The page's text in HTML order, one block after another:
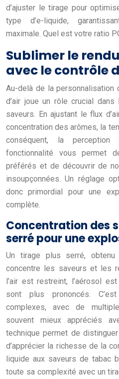
d’ajuster le tirage pour
type d’e-liquide,
maximale. Quel est votre ratio
Sublimer le
avec le contrôle
Au-delà de la
d’air joue un rôle crucial dans
saveurs. En ajustant le flux
concentration des arômes, la
conséquent, la
fonctionnalité vous permet
préférés et de découvrir de
insoupçonnées. Un réglage
donc primordial pour une
complète.
Concentration des
serré pour une
Un tirage plus serré,
concentre les saveurs et les
l’air est restreint, l’aérosol
sont plus prononcés.
complexes, avec de
souvent mieux appréciés
technique permet de
d’apprécier la richesse de la
liquide aux saveurs de tabac
toute sa complexité avec un